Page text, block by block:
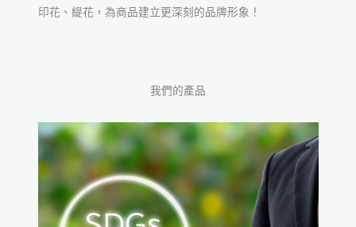
印花、緹花，為商品建立更深刻的品牌形象！
我們的產品